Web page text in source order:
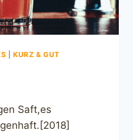
|KURZ & GUT
Saft,es